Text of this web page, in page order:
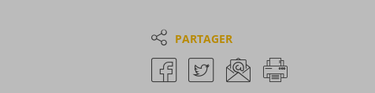
PARTAGER